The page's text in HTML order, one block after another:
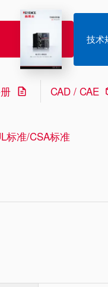
技术
CAD / CAE
标准/CSA标准